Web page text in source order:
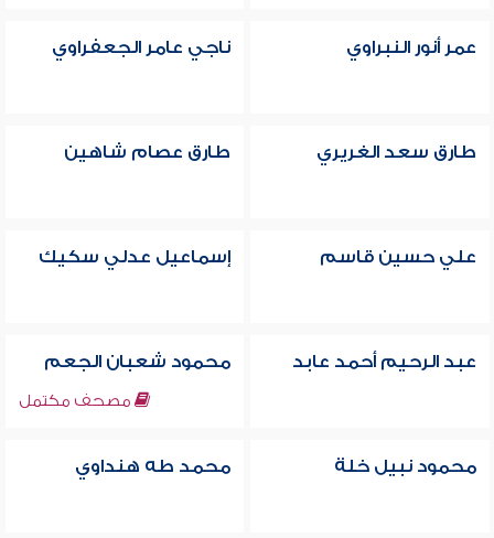
عمر أنور النبراوي ناجي عامر الجعفراوي
طارق سعد الغريري طارق عصام شاهين
علي حسين قاسم إسماعيل عدلي سكيك
عبد الرحيم أحمد عابد محمود شعبان الجعم
مصحف مكتمل
محمود نبيل خلة محمد طه هنداوي